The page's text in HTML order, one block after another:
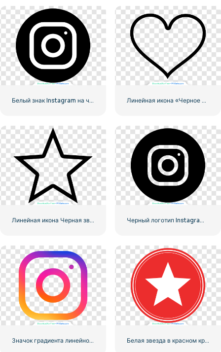
Белый знак Instagram на черном круге Линейная икона «Черное сердце» — 1
Линейная икона Черная звезда Черный логотип Instagram в кружке
Белая звезда в красном круге